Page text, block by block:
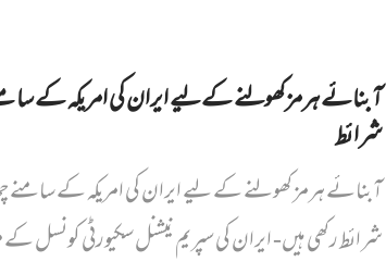
آبنائے ہرمز کھولنے کے لیے ایران کی امریکہ کے
شرائط
آبنائے ہرمز کھولنے کے لیے ایران کی امریکہ کے سامنے
شرائط رکھی ہیں- ایران کی سپریم نیشنل سکیورٹی کونسل